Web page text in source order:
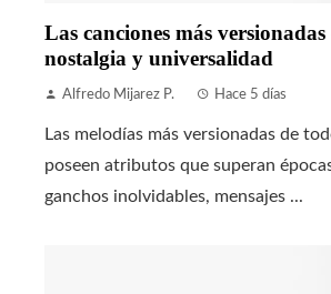
Las canciones más
nostalgia y universalidad
Alfredo Mijarez P. Hace 5 días
Las melodías más versionadas de
poseen atributos que superan
ganchos inolvidables, mensajes ...